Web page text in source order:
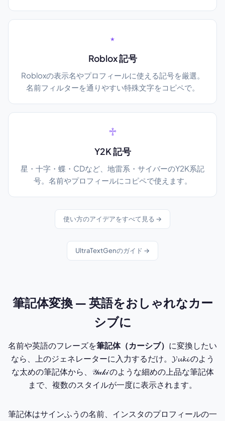
⋆
Roblox 記号
Robloxの表示名やプロフィールに使える記号を厳選。
名前フィルターを通りやすい特殊文字をコピペで。
♱
Y2K 記号
星・十字・蝶・CDなど、地雷系・サイバーのY2K系記
号。名前やプロフィールにコピペで使えます。
使い方のアイデアをすべて見る →
UltraTextGenのガイド →
筆記体変換 — 英語をおしゃれなカー
シブに
名前や英語のフレーズを筆記体（カーシブ） に変換したい
なら、上のジェネレーターに入力するだけ。𝓨𝓾𝓴𝓲 のよう
な太めの筆記体から、𝒴𝓊𝓀𝒾 のような細めの上品な筆記体
まで、複数のスタイルが一度に表示されます。
筆記体はサインふうの名前、インスタのプロフィールの一